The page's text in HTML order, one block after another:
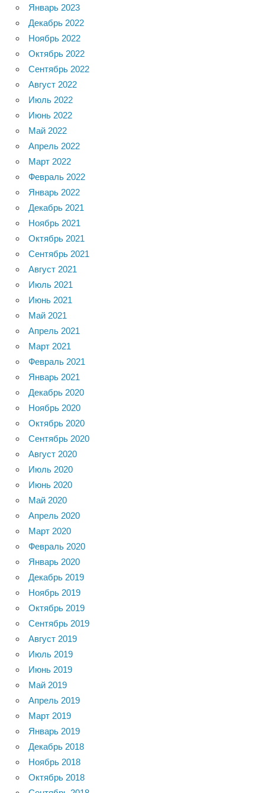
Январь 2023
Декабрь 2022
Ноябрь 2022
Октябрь 2022
Сентябрь 2022
Август 2022
Июль 2022
Июнь 2022
Май 2022
Апрель 2022
Март 2022
Февраль 2022
Январь 2022
Декабрь 2021
Ноябрь 2021
Октябрь 2021
Сентябрь 2021
Август 2021
Июль 2021
Июнь 2021
Май 2021
Апрель 2021
Март 2021
Февраль 2021
Январь 2021
Декабрь 2020
Ноябрь 2020
Октябрь 2020
Сентябрь 2020
Август 2020
Июль 2020
Июнь 2020
Май 2020
Апрель 2020
Март 2020
Февраль 2020
Январь 2020
Декабрь 2019
Ноябрь 2019
Октябрь 2019
Сентябрь 2019
Август 2019
Июль 2019
Июнь 2019
Май 2019
Апрель 2019
Март 2019
Январь 2019
Декабрь 2018
Ноябрь 2018
Октябрь 2018